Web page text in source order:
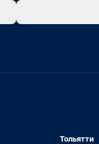
Тольятти